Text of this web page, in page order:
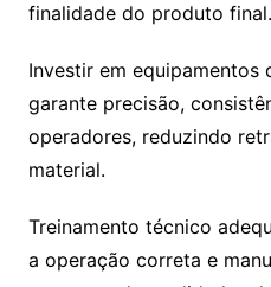
finalidade do produto final.
Investir em equipamentos
garante precisão,
operadores, reduzindo
material.
Treinamento técnico
a operação correta e